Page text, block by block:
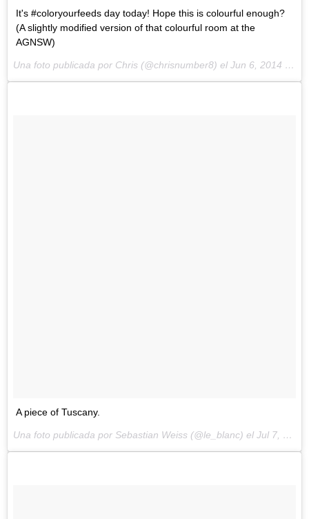
It's #coloryourfeeds day today! Hope this is colourful enough?
(A slightly modified version of that colourful room at the
AGNSW)
Una foto publicada por Chris (@chrisnumber8) el Jun 6, 2014 at 1:52 PDT
A piece of Tuscany.
Una foto publicada por Sebastian Weiss (@le_blanc) el Jul 7, 2014 at 7:19 PDT